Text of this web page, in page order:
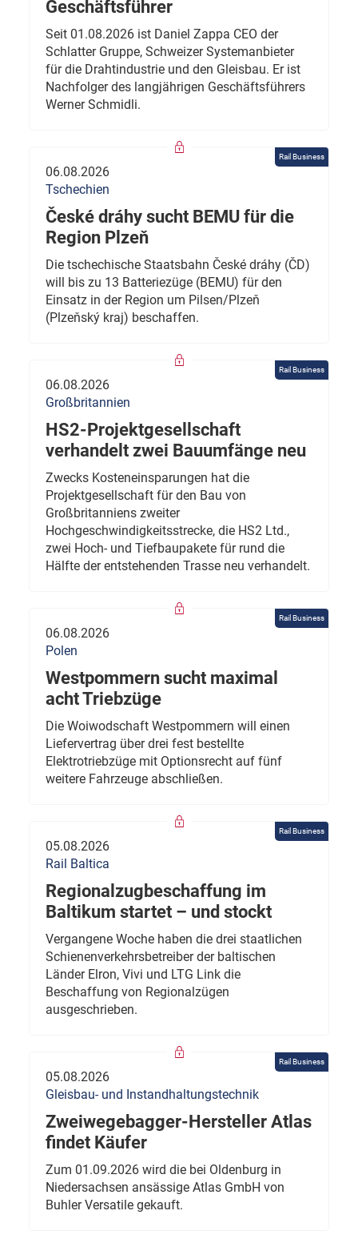
Geschäftsführer
Seit 01.08.2026 ist Daniel Zappa CEO der
Schlatter Gruppe, Schweizer Systemanbieter
für die Drahtindustrie und den Gleisbau. Er ist
Nachfolger des langjährigen Geschäftsführers
Werner Schmidli.
Rail Business
06.08.2026
Tschechien
České dráhy sucht BEMU für die
Region Plzeň
Die tschechische Staatsbahn České dráhy (ČD)
will bis zu 13 Batteriezüge (BEMU) für den
Einsatz in der Region um Pilsen/Plzeň
(Plzeňský kraj) beschaffen.
Rail Business
06.08.2026
Großbritannien
HS2-Projektgesellschaft
verhandelt zwei Bauumfänge neu
Zwecks Kosteneinsparungen hat die
Projektgesellschaft für den Bau von
Großbritanniens zweiter
Hochgeschwindigkeitsstrecke, die HS2 Ltd.,
zwei Hoch- und Tiefbaupakete für rund die
Hälfte der entstehenden Trasse neu verhandelt.
Rail Business
06.08.2026
Polen
Westpommern sucht maximal
acht Triebzüge
Die Woiwodschaft Westpommern will einen
Liefervertrag über drei fest bestellte
Elektrotriebzüge mit Optionsrecht auf fünf
weitere Fahrzeuge abschließen.
Rail Business
05.08.2026
Rail Baltica
Regionalzugbeschaffung im
Baltikum startet – und stockt
Vergangene Woche haben die drei staatlichen
Schienenverkehrsbetreiber der baltischen
Länder Elron, Vivi und LTG Link die
Beschaffung von Regionalzügen
ausgeschrieben.
Rail Business
05.08.2026
Gleisbau- und Instandhaltungstechnik
Zweiwegebagger-Hersteller Atlas
findet Käufer
Zum 01.09.2026 wird die bei Oldenburg in
Niedersachsen ansässige Atlas GmbH von
Buhler Versatile gekauft.